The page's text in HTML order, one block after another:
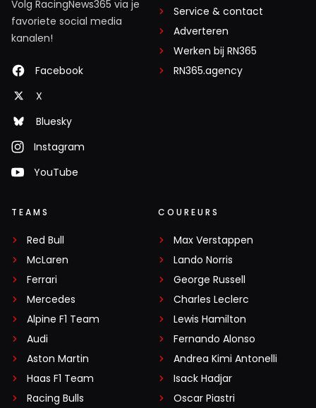
Volg RacingNews365 via je
favoriete social media
kanalen!
Facebook
X
Bluesky
Instagram
YouTube
Service & contact
Adverteren
Werken bij RN365
RN365.agency
TEAMS
Red Bull
McLaren
Ferrari
Mercedes
Alpine F1 Team
Audi
Aston Martin
Haas F1 Team
Racing Bulls
COUREURS
Max Verstappen
Lando Norris
George Russell
Charles Leclerc
Lewis Hamilton
Fernando Alonso
Andrea Kimi Antonelli
Isack Hadjar
Oscar Piastri